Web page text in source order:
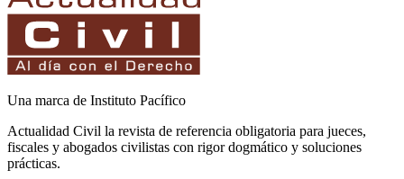
Una marca de Instituto Pacífico
Actualidad Civil la revista de referencia obligatoria para jueces,
fiscales y abogados civilistas con rigor dogmático y soluciones
prácticas.